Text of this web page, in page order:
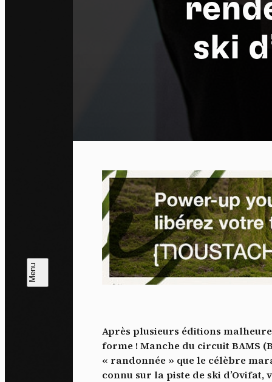
ski
Après plusieurs éditions
forme ! Manche du circuit BAMS
« randonnée » que le célèbre
connu sur la piste de ski d’Ovifat,
Tout